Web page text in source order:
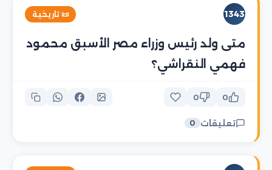
1343 📜 تاريخية
متى ولد رئيس وزراء مصر الأسبق محمود
فهمي النقراشي؟
0
0
تعليقات 0